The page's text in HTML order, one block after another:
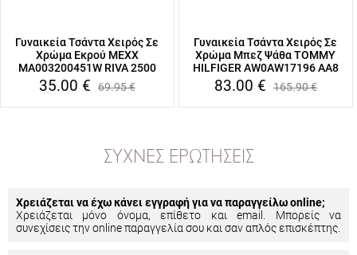
Γυναικεία Τσάντα Χειρός Σε
Χρώμα Εκρού MEXX
MA003200451W RIVA 2500
35.00 € 69.95€
Γυναικεία Τσάντα Χειρός Σε
Χρώμα Μπεζ Ψάθα TOMMY
HILFIGER AW0AW17196 AA8
83.00 € 165.90€
ΣΥΧΝΈΣ ΕΡΩΤΉΣΕΙΣ
Χρειάζεται να έχω κάνει εγγραφή για να παραγγείλω online;
Χρειάζεται μόνο όνομα, επίθετο και email. Μπορείς να
συνεχίσεις την online παραγγελία σου και σαν απλός επισκέπτης.